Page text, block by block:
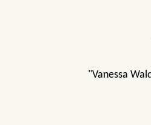
"Vanessa